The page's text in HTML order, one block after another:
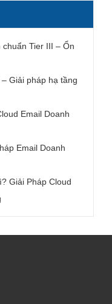
Tier III – Ổn
Giải pháp hạ tầng
Email Doanh
Email Doanh
Giải Pháp Cloud